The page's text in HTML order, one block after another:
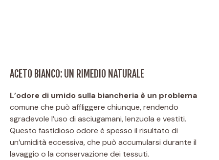
ACETO BIANCO: UN RIMEDIO NATURALE
L’odore di umido sulla biancheria è un problema
comune che può affliggere chiunque, rendendo
sgradevole l’uso di asciugamani, lenzuola e vestiti.
Questo fastidioso odore è spesso il risultato di
un’umidità eccessiva, che può accumularsi durante il
lavaggio o la conservazione dei tessuti.